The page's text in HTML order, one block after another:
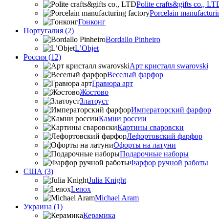
Polite crafts&gifts co.,
Porcelain
Гонконг
Португалия (2)
Bordallo Pinheiro
L’Objet
Россия (12)
Арт кристалл swarovski
Веселый фарфор
Гравюра арт
Жостово
Златоуст
Императорский фарфор
Камни россии
Картины сваровски
Лефортовский фарфор
Офорты на латуни
Подарочные наборы
Фарфор ручной работы
США (3)
Julia Knight
Lenox
Michael Aram
Украина (1)
Керамика